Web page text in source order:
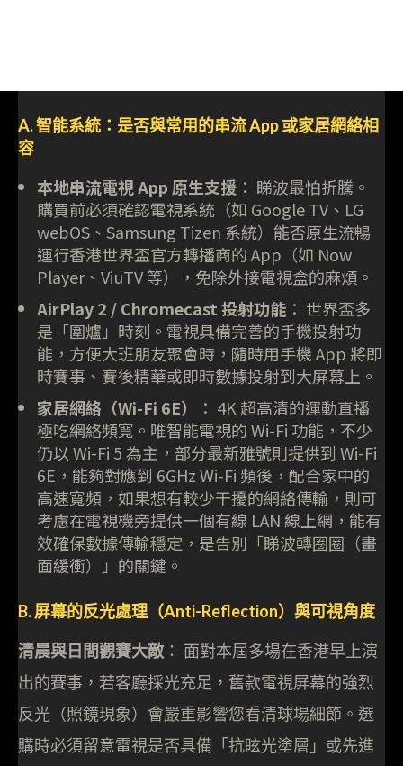
A. 智能系統：是否與常用的串流 App 或家居網絡相
容
本地串流電視 App 原生支援 ： 睇波最怕折騰。
購買前必須確認電視系統（如 Google TV、LG
webOS、Samsung Tizen 系統）能否原生流暢
運行香港世界盃官方轉播商的 App（如 Now
Player、ViuTV 等），免除外接電視盒的麻煩。
AirPlay 2 / Chromecast 投射功能 ： 世界盃多
是「圍爐」時刻。電視具備完善的手機投射功
能，方便大班朋友聚會時，隨時用手機 App 將即
時賽事、賽後精華或即時數據投射到大屏幕上。
家居網絡（Wi-Fi 6E）
： 4K 超高清的運動直播
極吃網絡頻寬。唯智能電視的 Wi-Fi 功能，不少
仍以 Wi-Fi 5 為主，部分最新雅號則提供到 Wi-Fi
6E，能夠對應到 6GHz Wi-Fi 頻後，配合家中的
高速寬頻，如果想有較少干擾的網絡傳輸，則可
考慮在電視機旁提供一個有線 LAN 線上網，能有
效確保數據傳輸穩定，是告別「睇波轉圈圈（畫
面緩衝）」的關鍵。
B. 屏幕的反光處理（Anti-Reflection）與可視角度
清晨與日間觀賽大敵 ： 面對本屆多場在香港早上演
出的賽事，若客廳採光充足，舊款電視屏幕的強烈
反光（照鏡現象）會嚴重影響您看清球場細節。選
購時必須留意電視是否具備「抗眩光塗層」或先進